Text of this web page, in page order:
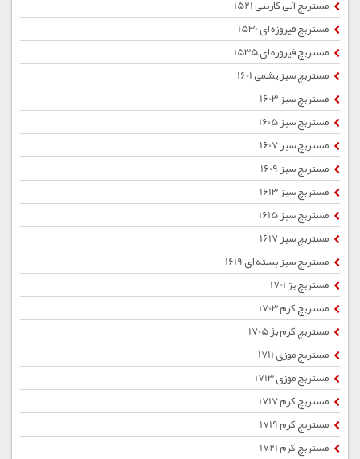
مستربچ آبی کاربنی 1521
مستربچ فیروزه ای 1530
مستربچ فیروزه ای 1535
مستربچ سبز یشمی 1601
مستربچ سبز 1603
مستربچ سبز 1605
مستربچ سبز 1607
مستربچ سبز 1609
مستربچ سبز 1613
مستربچ سبز 1615
مستربچ سبز 1617
مستربچ سبز پسته ای 1619
مستربچ بژ 1701
مستربچ کرم 1703
مستربچ کرم بژ 1705
مستربچ موزی 1711
مستربچ موزی 1713
مستربچ کرم 1717
مستربچ کرم 1719
مستربچ کرم 1721